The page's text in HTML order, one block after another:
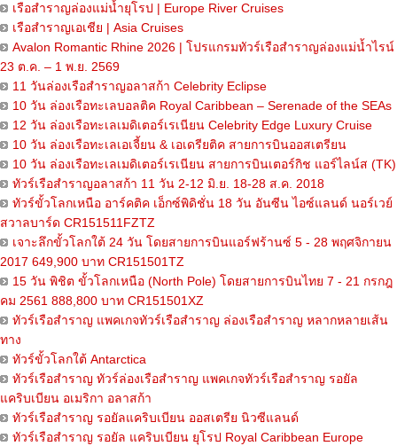
เรือสำราญล่องแม่น้ำยุโรป | Europe River Cruises
เรือสำราญเอเชีย | Asia Cruises
Avalon Romantic Rhine 2026 | โปรแกรมทัวร์เรือสำราญล่องแม่น้ำไรน์
23 ต.ค. – 1 พ.ย. 2569
11 วันล่องเรือสำราญอลาสก้า Celebrity Eclipse
10 วัน ล่องเรือทะเลบอลติค Royal Caribbean – Serenade of the SEAs
12 วัน ล่องเรือทะเลเมดิเตอร์เรเนียน Celebrity Edge Luxury Cruise
10 วัน ล่องเรือทะเลเอเจี้ยน & เอเดรียติค สายการบินออสเตรียน
10 วัน ล่องเรือทะเลเมดิเตอร์เรเนียน สายการบินเตอร์กิช แอร์ไลน์ส (TK)
ทัวร์เรือสำราญอลาสก้า 11 วัน 2-12 มิ.ย. 18-28 ส.ค. 2018
ทัวร์ขั้วโลกเหนือ อาร์คติค เอ็กซ์พิดิชั่น 18 วัน อันซีน ไอซ์แลนด์ นอร์เวย์
สวาลบาร์ด CR151511FZTZ
เจาะลึกขั้วโลกใต้ 24 วัน โดยสายการบินแอร์ฟร้านซ์ 5 - 28 พฤศจิกายน
2017 649,900 บาท CR151501TZ
15 วัน พิชิต ขั้วโลกเหนือ (North Pole) โดยสายการบินไทย 7 - 21 กรกฎ
คม 2561 888,800 บาท CR151501XZ
ทัวร์เรือสำราญ แพคเกจทัวร์เรือสำราญ ล่องเรือสำราญ หลากหลายเส้น
ทาง
ทัวร์ขั้วโลกใต้ Antarctica
ทัวร์เรือสำราญ ทัวร์ล่องเรือสำราญ แพคเกจทัวร์เรือสำราญ รอยัล
แคริบเบียน อเมริกา อลาสก้า
ทัวร์เรือสำราญ รอยัลแคริบเบียน ออสเตรีย นิวซีแลนด์
ทัวร์เรือสำราญ รอยัล แคริบเบียน ยุโรป Royal Caribbean Europe